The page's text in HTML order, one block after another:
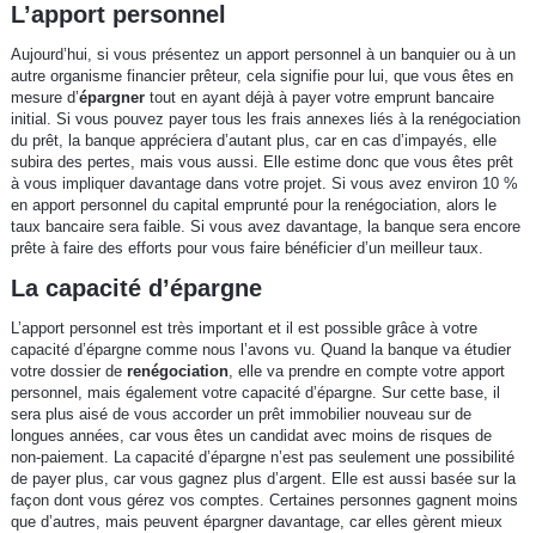
L’apport personnel
Aujourd’hui, si vous présentez un apport personnel à un banquier ou à un
autre organisme financier prêteur, cela signifie pour lui, que vous êtes en
mesure d’épargnertout en ayant déjà à payer votre emprunt bancaire
initial. Si vous pouvez payer tous les frais annexes liés à la renégociation
du prêt, la banque appréciera d’autant plus, car en cas d’impayés, elle
subira des pertes, mais vous aussi. Elle estime donc que vous êtes prêt
à vous impliquer davantage dans votre projet. Si vous avez environ 10 %
en apport personnel du capital emprunté pour la renégociation, alors le
taux bancaire sera faible. Si vous avez davantage, la banque sera encore
prête à faire des efforts pour vous faire bénéficier d’un meilleur taux.
La capacité d’épargne
L’apport personnel est très important et il est possible grâce à votre
capacité d’épargne comme nous l’avons vu. Quand la banque va étudier
votre dossier de renégociation, elle va prendre en compte votre apport
personnel, mais également votre capacité d’épargne. Sur cette base, il
sera plus aisé de vous accorder un prêt immobilier nouveau sur de
longues années, car vous êtes un candidat avec moins de risques de
non-paiement. La capacité d’épargne n’est pas seulement une possibilité
de payer plus, car vous gagnez plus d’argent. Elle est aussi basée sur la
façon dont vous gérez vos comptes. Certaines personnes gagnent moins
que d’autres, mais peuvent épargner davantage, car elles gèrent mieux